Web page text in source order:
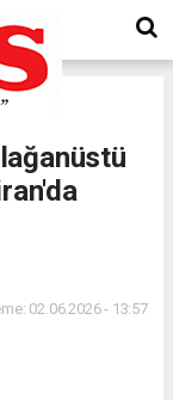
02.06.2026 - 13:57